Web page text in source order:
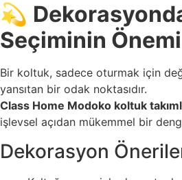
💫
Seçiminin Önemi
Bir koltuk, sadece oturmak için
yansıtan bir odak noktasıdır.
Class Home Modoko koltuk
işlevsel açıdan mükemmel bir
Dekorasyon